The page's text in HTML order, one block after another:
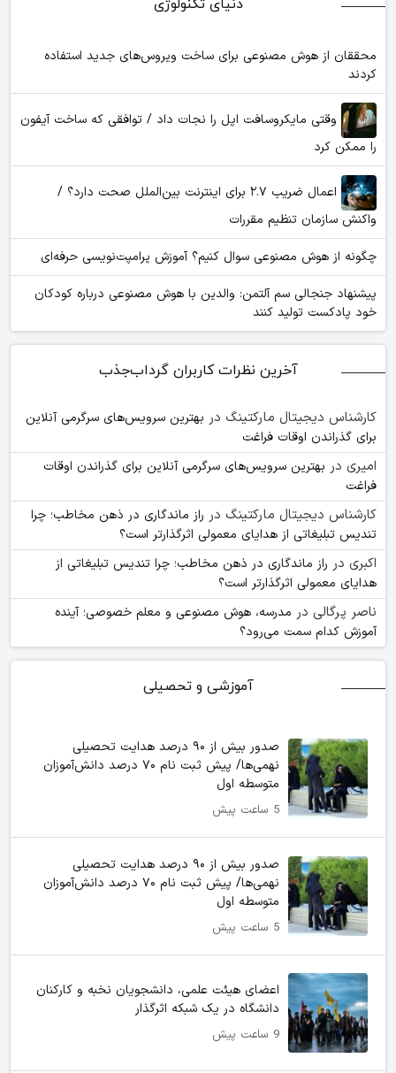
دنیای تکنولوژی
محققان از هوش مصنوعی برای ساخت ویروس‌های جدید استفاده
کردند
وقتی مایکروسافت اپل را نجات داد / توافقی که ساخت آیفون
را ممکن کرد
اعمال ضریب ۲.۷ برای اینترنت بین‌الملل صحت دارد؟ /
واکنش سازمان تنظیم مقررات
چگونه از هوش مصنوعی سوال کنیم؟ آموزش پرامپت‌نویسی حرفه‌ای
پیشنهاد جنجالی سم آلتمن: والدین با هوش مصنوعی درباره کودکان
خود پادکست تولید کنند
آخرین نظرات کاربران گرداب‌جذب
کارشناس دیجیتال مارکتینگ در بهترین سرویس‌های سرگرمی آنلاین
برای گذراندن اوقات فراغت
امیری در بهترین سرویس‌های سرگرمی آنلاین برای گذراندن اوقات
فراغت
کارشناس دیجیتال مارکتینگ در راز ماندگاری در ذهن مخاطب؛ چرا
تندیس تبلیغاتی از هدایای معمولی اثرگذارتر است؟
اکبری در راز ماندگاری در ذهن مخاطب؛ چرا تندیس تبلیغاتی از
هدایای معمولی اثرگذارتر است؟
ناصر پرگالی در مدرسه، هوش مصنوعی و معلم خصوصی؛ آینده
آموزش کدام سمت می‌رود؟
آموزشی و تحصیلی
صدور بیش از ۹۰ درصد هدایت تحصیلی
نهمی‌ها/ پیش ثبت نام ۷۰ درصد دانش‌آموزان
متوسطه اول
5 ساعت پیش
صدور بیش از ۹۰ درصد هدایت تحصیلی
نهمی‌ها/ پیش ثبت نام ۷۰ درصد دانش‌آموزان
متوسطه اول
5 ساعت پیش
اعضای هیئت علمی، دانشجویان نخبه و کارکنان
دانشگاه در یک شبکه‌ اثرگذار
9 ساعت پیش